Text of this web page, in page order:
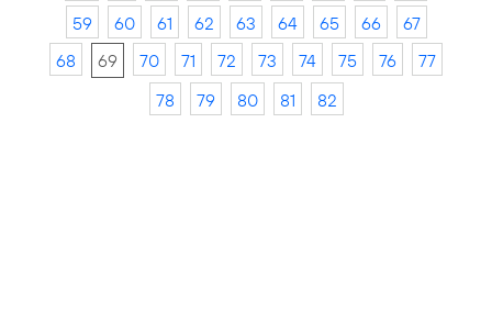
59
60 61 62 63 64 65 66
67
68
69 70 71 72 73 74 75 76
77
78
79 80 81 82